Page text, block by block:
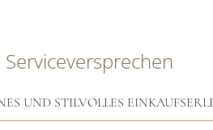
UND STILVOLLES